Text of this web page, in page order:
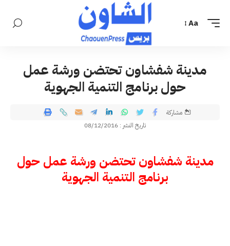
Aa
مدينة شفشاون تحتضن ورشة عمل
حول برنامج التنمية الجهوية
تاريخ النشر : 08/12/2016
مشاركة
مدينة شفشاون تحتضن ورشة عمل حول
برنامج التنمية الجهوية